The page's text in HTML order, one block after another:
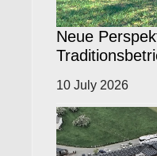
Neue
10 July 2026